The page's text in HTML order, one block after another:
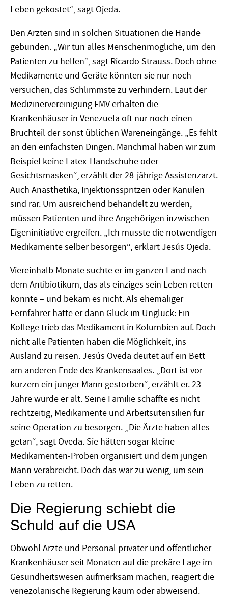
Leben gekostet“, sagt Ojeda.
Den Ärzten sind in solchen Situationen die Hände
gebunden. „Wir tun alles Menschenmögliche, um den
Patienten zu helfen“, sagt Ricardo Strauss. Doch ohne
Medikamente und Geräte könnten sie nur noch
versuchen, das Schlimmste zu verhindern. Laut der
Medizinervereinigung FMV erhalten die
Krankenhäuser in Venezuela oft nur noch einen
Bruchteil der sonst üblichen Wareneingänge. „Es fehlt
an den einfachsten Dingen. Manchmal haben wir zum
Beispiel keine Latex-Handschuhe oder
Gesichtsmasken“, erzählt der 28-jährige Assistenzarzt.
Auch Anästhetika, Injektionsspritzen oder Kanülen
sind rar. Um ausreichend behandelt zu werden,
müssen Patienten und ihre Angehörigen inzwischen
Eigeninitiative ergreifen. „Ich musste die notwendigen
Medikamente selber besorgen“, erklärt Jesús Ojeda.
Viereinhalb Monate suchte er im ganzen Land nach
dem Antibiotikum, das als einziges sein Leben retten
konnte – und bekam es nicht. Als ehemaliger
Fernfahrer hatte er dann Glück im Unglück: Ein
Kollege trieb das Medikament in Kolumbien auf. Doch
nicht alle Patienten haben die Möglichkeit, ins
Ausland zu reisen. Jesús Oveda deutet auf ein Bett
am anderen Ende des Krankensaales. „Dort ist vor
kurzem ein junger Mann gestorben“, erzählt er. 23
Jahre wurde er alt. Seine Familie schaffte es nicht
rechtzeitig, Medikamente und Arbeitsutensilien für
seine Operation zu besorgen. „Die Ärzte haben alles
getan“, sagt Oveda. Sie hätten sogar kleine
Medikamenten-Proben organisiert und dem jungen
Mann verabreicht. Doch das war zu wenig, um sein
Leben zu retten.
Die Regierung schiebt die
Schuld auf die USA
Obwohl Ärzte und Personal privater und öffentlicher
Krankenhäuser seit Monaten auf die prekäre Lage im
Gesundheitswesen aufmerksam machen, reagiert die
venezolanische Regierung kaum oder abweisend.